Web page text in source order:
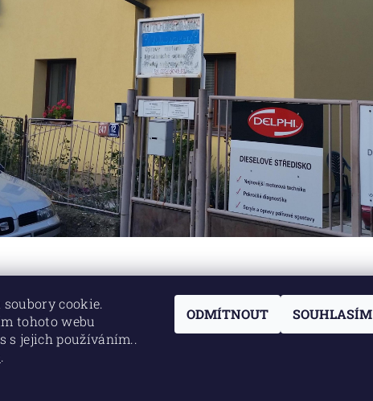
cookie.
tohoto webu
s jejich používáním..
.
ODMÍTNOUT SOUHLASÍM